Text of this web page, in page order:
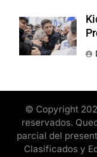
© Copyright
reservados.
parcial del
Clasificados y